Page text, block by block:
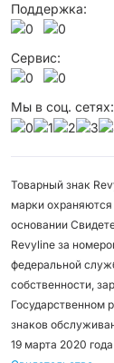
Поддержка:
Сервис:
Мы в соц. сетях:
Товарный знак
марки
основании
Revyline за
федеральной
собственности,
Государственном
знаков
19 марта 2020